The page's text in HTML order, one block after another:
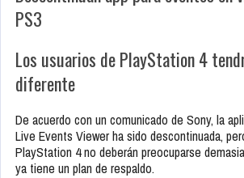
PS3
Los usuarios de PlayStation 4
diferente
De acuerdo con un comunicado de Sony, la
Live Events Viewer ha sido descontinuada,
PlayStation 4 no deberán preocuparse
ya tiene un plan de respaldo.